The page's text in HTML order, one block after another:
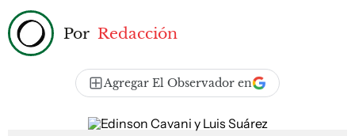
Por Redacción
Agregar El Observador en